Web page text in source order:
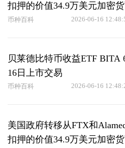
扣押的价值34.9万美元加密
币种百科 2026-06-16
贝莱德比特币收益ETF BITA
16日上市交易
币种百科 2026-06-16
美国政府转移从FTX和
扣押的价值34.9万美元加密